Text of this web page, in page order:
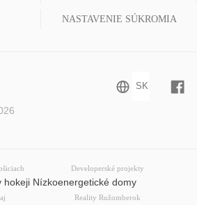
NASTAVENIE SÚKROMIA
Developerské projekty
hokeji Nízkoenergetické domy
Reality Ružomberok